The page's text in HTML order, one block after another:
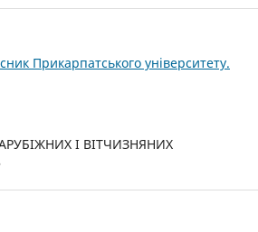
Прикарпатського університету.
І ВІТЧИЗНЯНИХ